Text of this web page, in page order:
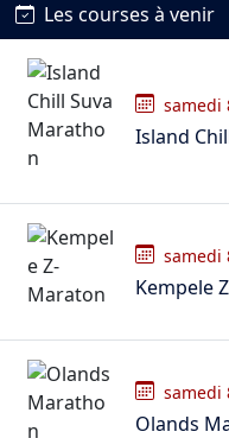
Les courses à venir
samedi
Island
samedi
Kempele
samedi
Olands